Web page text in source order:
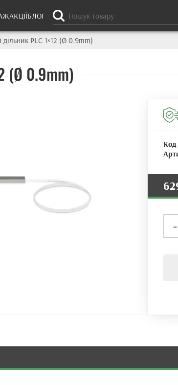
АКЦІЇБЛОГ
PLC 1×12 (Ø 0.9mm)
(Ø 0.9mm)
Код
-